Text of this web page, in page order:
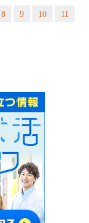
8 9 10
11